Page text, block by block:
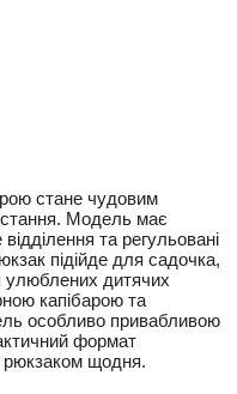
стане чудовим
Модель має
та регульовані
підійде для садочка,
улюблених дитячих
капібарою та
особливо привабливою
формат
рюкзаком щодня.